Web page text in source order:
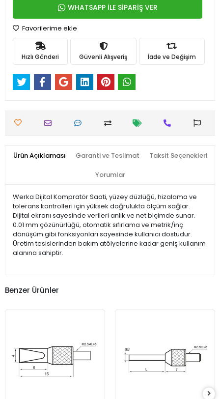
WHATSAPP İLE SİPARİŞ VER
Favorilerime ekle
Hızlı Gönderi Güvenli Alışveriş İade ve Değişim
Ürün Açıklaması Garanti ve Teslimat Taksit Seçenekleri
Yorumlar
Werka Dijital Kompratör Saati, yüzey düzlüğü, hizalama ve
tolerans kontrolleri için yüksek doğrulukta ölçüm sağlar.
Dijital ekranı sayesinde verileri anlık ve net biçimde sunar.
0.01 mm çözünürlüğü, otomatik sıfırlama ve metrik/inç
dönüşüm gibi fonksiyonları sayesinde kullanıcı dostudur.
Üretim tesislerinden bakım atölyelerine kadar geniş kullanım
alanına sahiptir.
Benzer Ürünler